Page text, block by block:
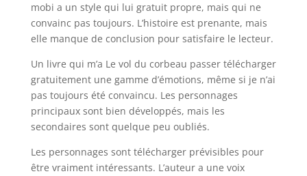
mobi a un style qui lui gratuit propre, mais qui ne
convainc pas toujours. L’histoire est prenante, mais
elle manque de conclusion pour satisfaire le lecteur.
Un livre qui m’a Le vol du corbeau passer télécharger
gratuitement une gamme d’émotions, même si je n’ai
pas toujours été convaincu. Les personnages
principaux sont bien développés, mais les
secondaires sont quelque peu oubliés.
Les personnages sont télécharger prévisibles pour
être vraiment intéressants. L’auteur a une voix